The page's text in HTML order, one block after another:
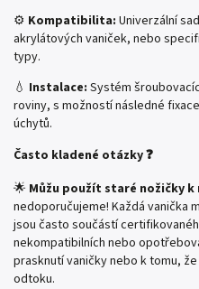
⚙️ Kompatibilita: Univerzální
akrylátových vaniček, nebo
typy.
💧 Instalace: Systém
roviny, s možností následné
úchytů.
Často kladené otázky ❓
🌟 Můžu použít staré nožičky k
nedoporučujeme! Každá vanička
jsou často součástí
nekompatibilních nebo
prasknutí vaničky nebo k tomu,
odtoku.